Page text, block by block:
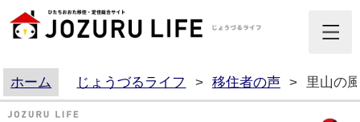
ホーム じょうづるライフ > 移住者の声 > 里山の